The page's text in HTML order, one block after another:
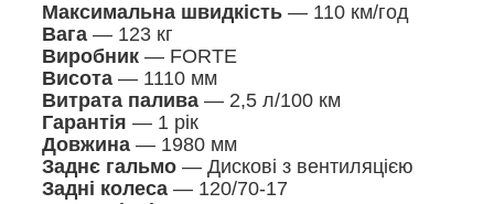
Максимальна швидкість — 110 км/год
Вага — 123 кг
Виробник — FORTE
Висота — 1110 мм
Витрата палива — 2,5 л/100 км
Гарантія — 1 рік
Довжина — 1980 мм
Заднє гальмо — Дискові з вентиляцією
Задні колеса — 120/70-17